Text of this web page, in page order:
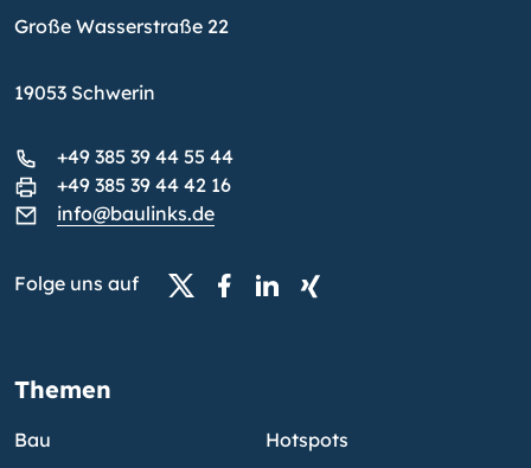
Große Wasserstraße 22
19053 Schwerin
+49 385 39 44 55 44
+49 385 39 44 42 16
info@baulinks.de
Folge uns auf
Themen
Bau
Hotspots